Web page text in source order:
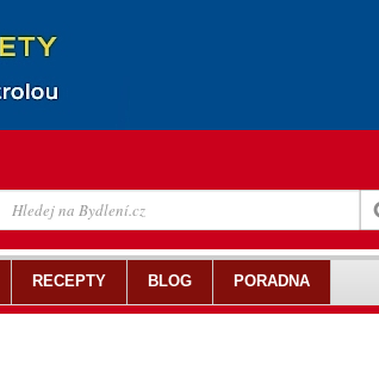
RECEPTY BLOG PORADNA